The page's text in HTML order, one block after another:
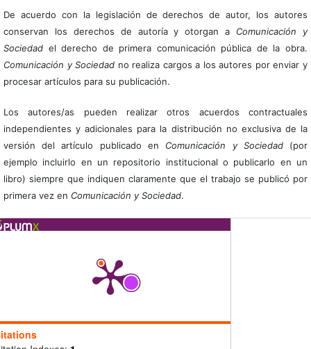
De acuerdo con la legislación de derechos de autor, los autores
conservan los derechos de autoría y otorgan a Comunicación y
Sociedadel derecho de primera comunicación pública de la obra.
Comunicación y Sociedad no realiza cargos a los autores por enviar y
procesar artículos para su publicación.
Los autores/as pueden realizar otros acuerdos contractuales
independientes y adicionales para la distribución no exclusiva de la
versión del artículo publicado en Comunicación y Sociedad(por
ejemplo incluirlo en un repositorio institucional o publicarlo en un
libro) siempre que indiquen claramente que el trabajo se publicó por
primera vez en Comunicación y Sociedad.